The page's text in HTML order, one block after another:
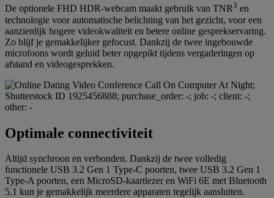
De optionele FHD HDR-webcam maakt gebruik van TNR3 en
technologie voor automatische belichting van het gezicht, voor een
aanzienlijk hogere videokwaliteit en betere online gesprekservaring.
Zo blijf je gemakkelijker gefocust. Dankzij de twee ingebouwde
microfoons wordt geluid beter opgepikt tijdens vergaderingen op
afstand en videogesprekken.
Optimale connectiviteit
Altijd synchroon en verbonden. Dankzij de twee volledig
functionele USB 3.2 Gen 1 Type-C poorten, twee USB 3.2 Gen 1
Type-A poorten, een MicroSD-kaartlezer en WiFi 6E met Bluetooth
5.1 kun je gemakkelijk meerdere apparaten tegelijk aansluiten.